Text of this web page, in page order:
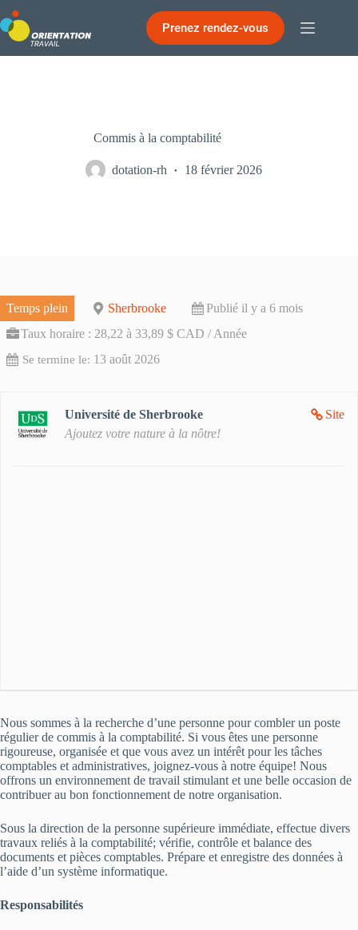
au
contenu
Prenez rendez-vous
Commis à la comptabilité
dotation-rh 18 février 2026
Temps plein Sherbrooke
Publié il y a 6 mois
Taux horaire : 28,22 à 33,89 $ CAD / Année
Se termine le: 13 août 2026
Site
Université de Sherbrooke
Ajoutez votre nature à la nôtre!
Nous sommes à la recherche d’une personne pour combler un poste
régulier de commis à la comptabilité. Si vous êtes une personne
rigoureuse, organisée et que vous avez un intérêt pour les tâches
comptables et administratives, joignez-vous à notre équipe! Nous
offrons un environnement de travail stimulant et une belle occasion de
contribuer au bon fonctionnement de notre organisation.
Sous la direction de la personne supérieure immédiate, effectue divers
travaux reliés à la comptabilité; vérifie, contrôle et balance des
documents et pièces comptables. Prépare et enregistre des données à
l’aide d’un système informatique.
Responsabilités